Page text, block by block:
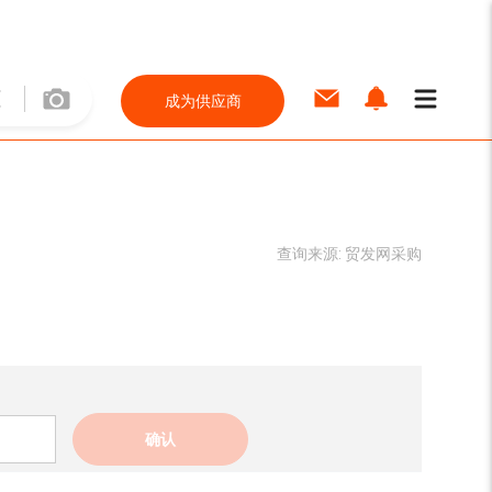
成为供应商
查询来源: 贸发网采购
确认